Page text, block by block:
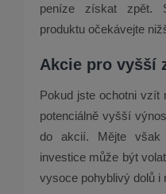
peníze získat zpět.
produktu očekávejte
Akcie pro vyšší
Pokud jste ochotni
potenciálně vyšší
do akcií. Mějte
investice může být
vysoce pohyblivý dolů i